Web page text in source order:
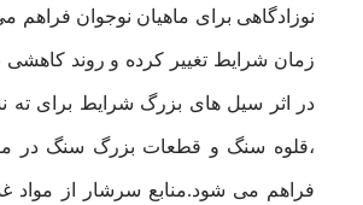
نوزادگاهی برای ماهیان نوجوان
زمان شرایط تغییر کرده و روند
در اثر سیل های بزرگ شرایط برای ته
،قلوه سنگ و قطعات بزرگ سنگ در
فراهم می شود.منابع سرشار از مواد